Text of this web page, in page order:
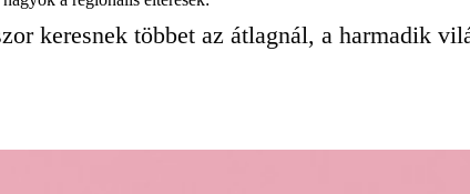
keresnek többet az átlagnál, a harmadik